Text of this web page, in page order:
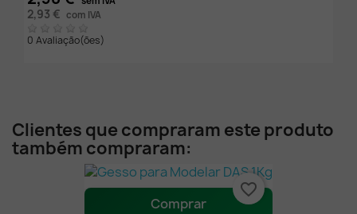
2,93 € com IVA
0 Avaliação(ões)
Clientes que compraram este produto
também compraram:
Comprar
favorite_border